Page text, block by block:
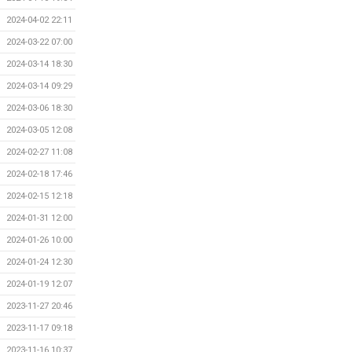
2024-04-02 22:11
2024-03-22 07:00
2024-03-14 18:30
2024-03-14 09:29
2024-03-06 18:30
2024-03-05 12:08
2024-02-27 11:08
2024-02-18 17:46
2024-02-15 12:18
2024-01-31 12:00
2024-01-26 10:00
2024-01-24 12:30
2024-01-19 12:07
2023-11-27 20:46
2023-11-17 09:18